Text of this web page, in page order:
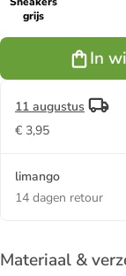
grijs
In
11 augustus
€ 3,95
limango
14 dagen retour
Materiaal &